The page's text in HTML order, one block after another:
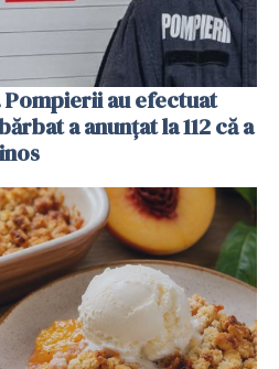
Pompierii au efectuat
a anunțat la 112 că a